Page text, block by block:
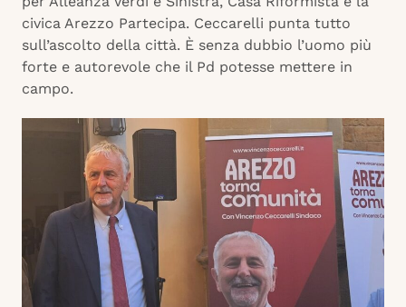
civica Arezzo Partecipa. Ceccarelli punta tutto
sull’ascolto della città. È senza dubbio l’uomo più
forte e autorevole che il Pd potesse mettere in
campo.